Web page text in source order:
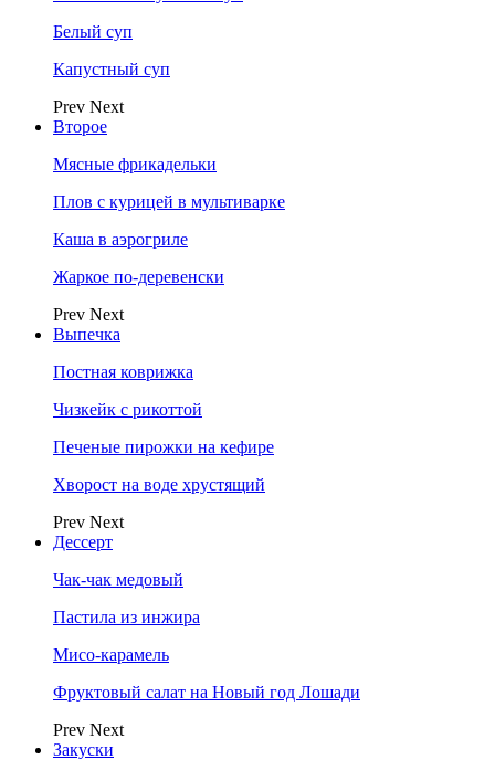
Белый суп
Капустный суп
Prev Next
Второе
Мясные фрикадельки
Плов с курицей в мультиварке
Каша в аэрогриле
Жаркое по-деревенски
Prev Next
Выпечка
Постная коврижка
Чизкейк с рикоттой
Печеные пирожки на кефире
Хворост на воде хрустящий
Prev Next
Дессерт
Чак-чак медовый
Пастила из инжира
Мисо-карамель
Фруктовый салат на Новый год Лошади
Prev Next
Закуски